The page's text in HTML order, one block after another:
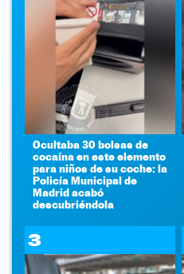
Ocultaba 30 bolsas de
cocaína en este elemento
para niños de su coche: la
Policía Municipal de
Madrid acabó
descubriéndola
3